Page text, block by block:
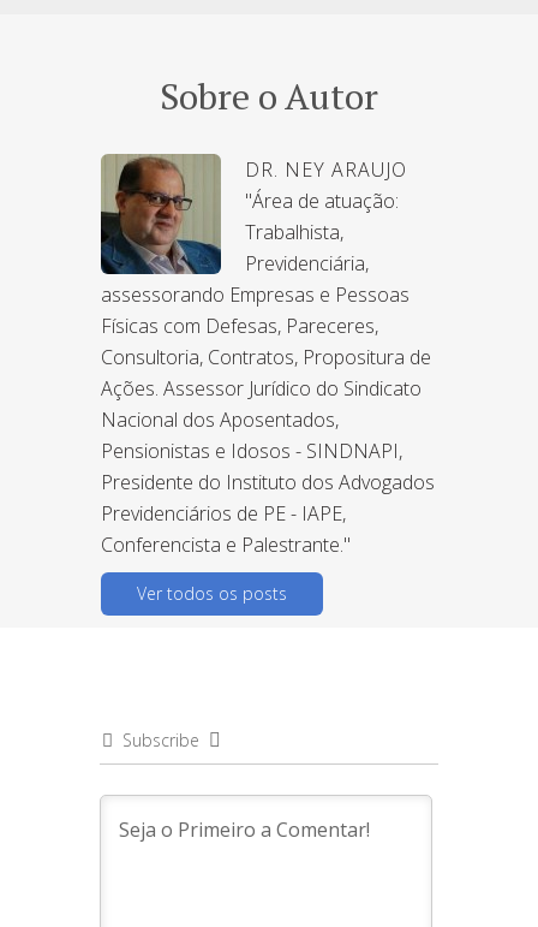
Sobre o Autor
DR. NEY ARAUJO
"Área de atuação:
Trabalhista,
Previdenciária,
assessorando Empresas e Pessoas
Físicas com Defesas, Pareceres,
Consultoria, Contratos, Propositura de
Ações. Assessor Jurídico do Sindicato
Nacional dos Aposentados,
Pensionistas e Idosos - SINDNAPI,
Presidente do Instituto dos Advogados
Previdenciários de PE - IAPE,
Conferencista e Palestrante."
Ver todos os posts
Subscribe